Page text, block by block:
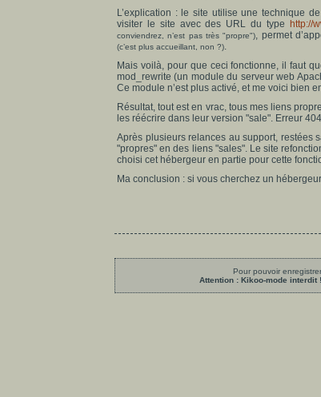
L’explication : le site utilise une technique
visiter le site avec des URL du type
http://
conviendrez, n’est pas très "propre"), permet
(c’est plus accueillant, non ?).
Mais voilà, pour que ceci fonctionne, il faut
mod_rewrite (un module du serveur web
Ce module n’est plus activé, et me voici bien
Résultat, tout est en vrac, tous mes liens
les réécrire dans leur version "sale". Erreur
Après plusieurs relances au support, restées
"propres" en des liens "sales". Le site
choisi cet hébergeur en partie pour cette
Ma conclusion : si vous cherchez un
Pour pouvoir
Attention : Kikoo-mode interdit